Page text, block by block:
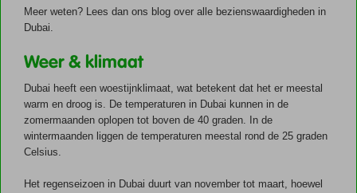
Meer weten? Lees dan ons blog over alle bezienswaardigheden in
Dubai.
Weer & klimaat
Dubai heeft een woestijnklimaat, wat betekent dat het er meestal
warm en droog is. De temperaturen in Dubai kunnen in de
zomermaanden oplopen tot boven de 40 graden. In de
wintermaanden liggen de temperaturen meestal rond de 25 graden
Celsius.
Het regenseizoen in Dubai duurt van november tot maart, hoewel